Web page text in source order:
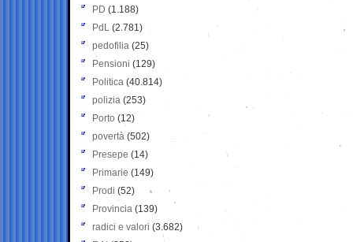
PD (1.188)
PdL (2.781)
pedofilia (25)
Pensioni (129)
Politica (40.814)
polizia (253)
Porto (12)
povertà (502)
Presepe (14)
Primarie (149)
Prodi (52)
Provincia (139)
radici e valori (3.682)